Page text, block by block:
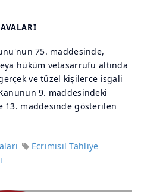
75. maddesinde,
hüküm vetasarrufu altında
ve tüzel kişilerce isgali
9. maddesindeki
13. maddesinde gösterilen
Ecrimisil Tahliye